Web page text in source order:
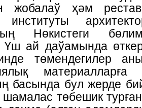
жобалаў ҳәм
институты
Нөкистеги
Үш ай даўамында
төмендегилер
басында бул жерде
шамалас төбешик